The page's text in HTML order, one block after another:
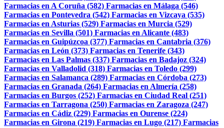
Farmacias en A Coruña (582) Farmacias en Málaga (546)
Farmacias en Pontevedra (542) Farmacias en Vizcaya (535)
Farmacias en Asturias (529) Farmacias en Murcia (529)
Farmacias en Sevilla (501) Farmacias en Alicante (483)
Farmacias en Guipúzcoa (377) Farmacias en Cantabria (376)
Farmacias en León (373) Farmacias en Tenerife (343)
Farmacias en Las Palmas (337) Farmacias en Badajoz (324)
Farmacias en Valladolid (318) Farmacias en Toledo (299)
Farmacias en Salamanca (289) Farmacias en Córdoba (273)
Farmacias en Granada (264) Farmacias en Almería (258)
Farmacias en Burgos (252) Farmacias en Ciudad Real (251)
Farmacias en Tarragona (250) Farmacias en Zaragoza (247)
Farmacias en Cádiz (229) Farmacias en Ourense (224)
Farmacias en Girona (219) Farmacias en Lugo (217) Farmacias